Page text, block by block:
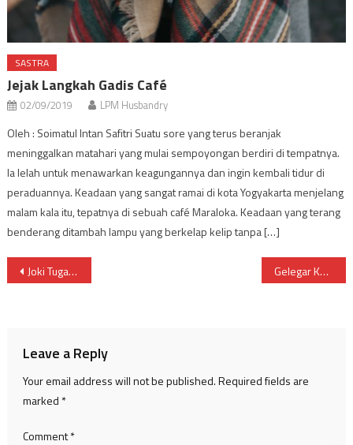
SASTRA
Jejak Langkah Gadis Café
02/09/2019 LPM Husbandry
Oleh : Soimatul Intan Safitri Suatu sore yang terus beranjak
meninggalkan matahari yang mulai sempoyongan berdiri di tempatnya.
Ia lelah untuk menawarkan keagungannya dan ingin kembali tidur di
peraduannya. Keadaan yang sangat ramai di kota Yogyakarta menjelang
malam kala itu, tepatnya di sebuah café Maraloka. Keadaan yang terang
benderang ditambah lampu yang berkelap kelip tanpa […]
Post
Joki Tugas: Si ‘Pahlawan’ Tanpa Nama di Balik Kegagalan Dunia Akademik Gelegar Kandang Seni Vol. IX: Suguhan Spektakuler UKM Gamet Fapet Unsoed
Leave a Reply
Your email address will not be published.Required fields are
marked *
Comment*